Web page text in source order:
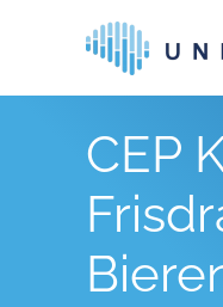
Skip to main content
CEP